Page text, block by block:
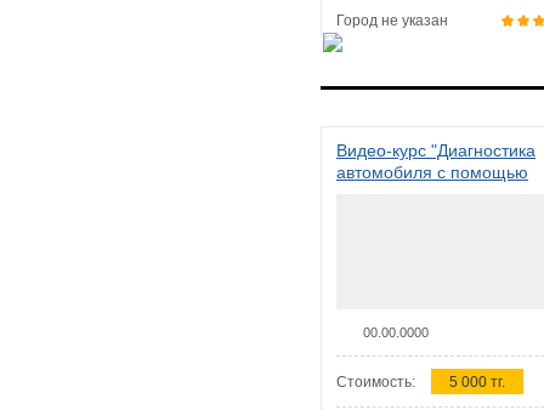
Город не указан
Видео-курс "Диагностика
автомобиля с помощью
00.00.0000
Стоимость: 5 000 тг.